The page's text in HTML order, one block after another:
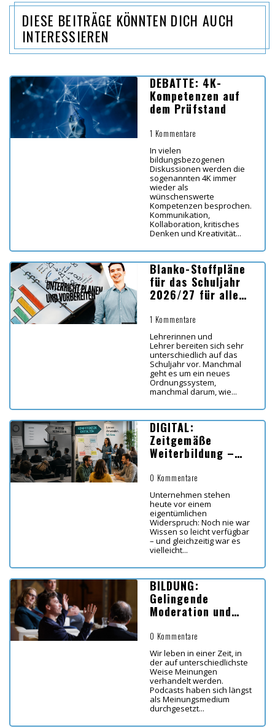
DIESE BEITRÄGE KÖNNTEN DICH AUCH
INTERESSIEREN
DEBATTE: 4K-
Kompetenzen auf
dem Prüfstand
1 Kommentare
In vielen
bildungsbezogenen
Diskussionen werden die
sogenannten 4K immer
wieder als
wünschenswerte
Kompetenzen besprochen.
Kommunikation,
Kollaboration, kritisches
Denken und Kreativität...
Blanko-Stoffpläne
für das Schuljahr
2026/27 für alle
1 Kommentare
Lehrerinnen und
Lehrer bereiten sich sehr
unterschiedlich auf das
Schuljahr vor. Manchmal
geht es um ein neues
Ordnungssystem,
manchmal darum, wie...
DIGITAL:
Zeitgemäße
Weiterbildung –
Lernen in Zeiten
von KI
0 Kommentare
Unternehmen stehen
heute vor einem
eigentümlichen
Widerspruch: Noch nie war
Wissen so leicht verfügbar
– und gleichzeitig war es
vielleicht...
BILDUNG:
Gelingende
Moderation und
Bildungsbereich
0 Kommentare
Wir leben in einer Zeit, in
der auf unterschiedlichste
Weise Meinungen
verhandelt werden.
Podcasts haben sich längst
als Meinungsmedium
durchgesetzt...